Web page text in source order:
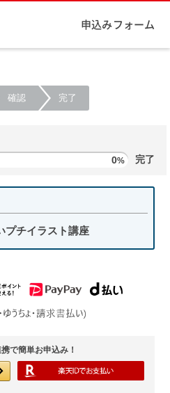
申込みフォーム
確認 完了
0% 完了
で簡単お申込み！
プチイラスト講座